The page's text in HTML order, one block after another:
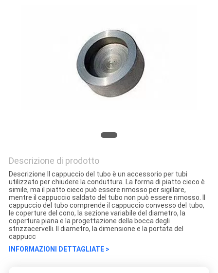
Descrizione di prodotto
Descrizione Il cappuccio del tubo è un accessorio per tubi
utilizzato per chiudere la conduttura. La forma di piatto cieco è
simile, ma il piatto cieco può essere rimosso per sigillare,
mentre il cappuccio saldato del tubo non può essere rimosso. Il
cappuccio del tubo comprende il cappuccio convesso del tubo,
le coperture del cono, la sezione variabile del diametro, la
copertura piana e la progettazione della bocca degli
strizzacervelli. Il diametro, la dimensione e la portata del
cappucc
INFORMAZIONI DETTAGLIATE >